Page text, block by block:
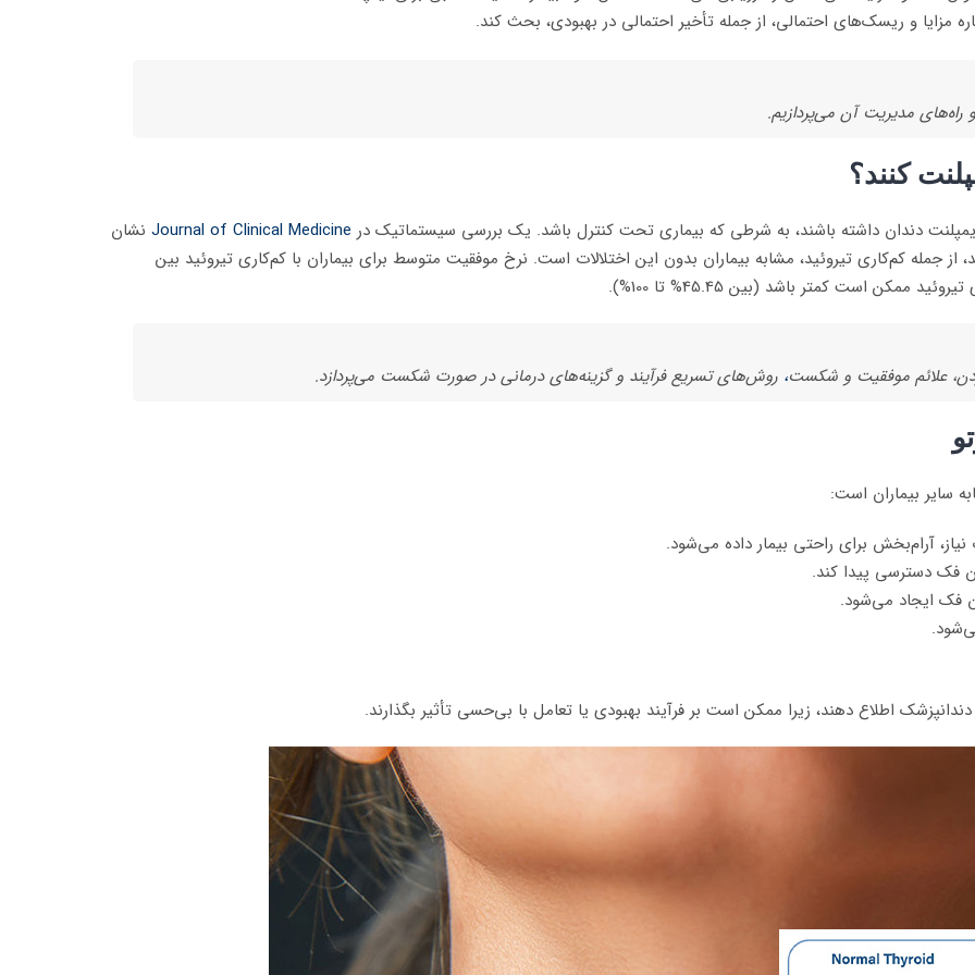
مزایا و ریسک‌های احتمالی، از جمله تأخیر احتمالی در بهبودی، بحث کند.
راه‌های مدیریت آن می‌پردازیم.
کنند؟
دندان داشته باشند، به شرطی که بیماری تحت کنترل باشد. یک بررسی سیستماتیک در Journal of Clinical Medicine نشان
از جمله کم‌کاری تیروئید، مشابه بیماران بدون این اختلالات است. نرخ موفقیت متوسط برای بیماران با کم‌کاری تیروئید بین
علائم موفقیت و شکست، روش‌های تسریع فرآیند و گزینه‌های درمانی در صورت شکست می‌پردازد.
سایر بیماران است:
آرام‌بخش برای راحتی بیمار داده می‌شود.
فک دسترسی پیدا کند.
فک ایجاد می‌شود.
دندانپزشک اطلاع دهند، زیرا ممکن است بر فرآیند بهبودی یا تعامل با بی‌حسی تأثیر بگذارند.